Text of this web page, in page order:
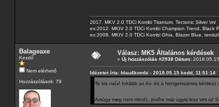
2017. MKV 2.0 TDCi Kombi Titanium, Tectonic Silver \m/
ex:2012. MKIV 2.0 TDCi Kombi Champion Trend, Black
ex:2008. MKIV 2.0 TDCi Kombi Ghia, Blazer Blue,
Balageaxe
Kezdő
Nem elérhető
Hozzászólások: 79
Válasz: MK5 Általános kérdések
« Új hozzászólás #2938 Dátum:
Idézetet írta: blau4kombi - 2018.05.15 kedd, 11:51:14
Te kis naív! Inkább az év- és a hengerszámra
Amúgy meg nem mind1, jövőre már úgyis lesz vmi